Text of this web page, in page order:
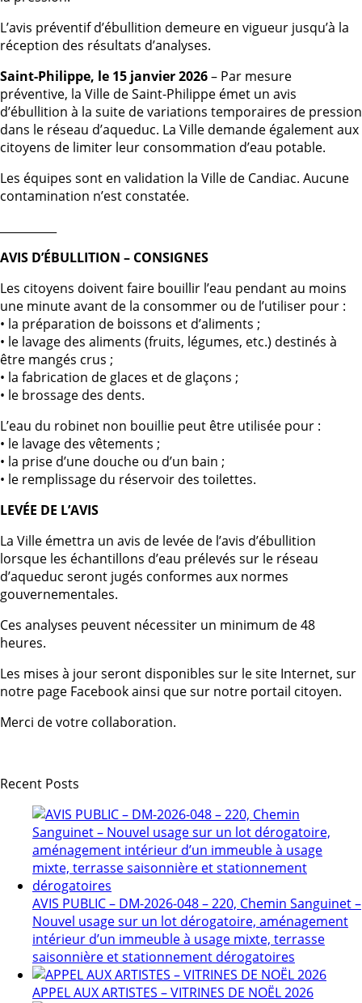
L’avis préventif d’ébullition demeure en vigueur jusqu’à la
réception des résultats d’analyses.
Saint-Philippe, le 15 janvier 2026– Par mesure
préventive, la Ville de Saint-Philippe émet un avis
d’ébullition à la suite de variations temporaires de pression
dans le réseau d’aqueduc. La Ville demande également aux
citoyens de limiter leur consommation d’eau potable.
Les équipes sont en validation la Ville de Candiac. Aucune
contamination n’est constatée.
AVIS D’ÉBULLITION – CONSIGNES
Les citoyens doivent faire bouillir l’eau pendant au moins
une minute avant de la consommer ou de l’utiliser pour :
• la préparation de boissons et d’aliments ;
• le lavage des aliments (fruits, légumes, etc.) destinés à
être mangés crus ;
• la fabrication de glaces et de glaçons ;
• le brossage des dents.
L’eau du robinet non bouillie peut être utilisée pour :
• le lavage des vêtements ;
• la prise d’une douche ou d’un bain ;
• le remplissage du réservoir des toilettes.
LEVÉE DE L’AVIS
La Ville émettra un avis de levée de l’avis d’ébullition
lorsque les échantillons d’eau prélevés sur le réseau
d’aqueduc seront jugés conformes aux normes
gouvernementales.
Ces analyses peuvent nécessiter un minimum de 48
heures.
Les mises à jour seront disponibles sur le site Internet, sur
notre page Facebook ainsi que sur notre portail citoyen.
Merci de votre collaboration.
Recent Posts
AVIS PUBLIC – DM-2026-048 – 220, Chemin Sanguinet –
Nouvel usage sur un lot dérogatoire, aménagement
intérieur d’un immeuble à usage mixte, terrasse
saisonnière et stationnement dérogatoires
APPEL AUX ARTISTES – VITRINES DE NOËL 2026